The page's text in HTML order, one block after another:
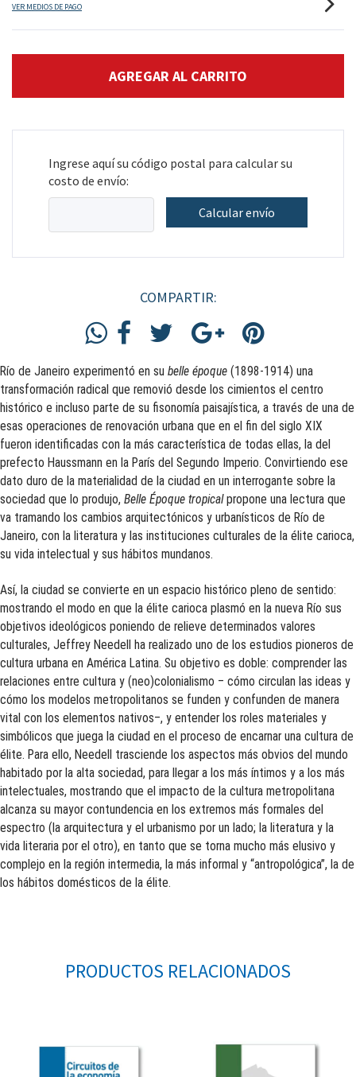
VER MEDIOS DE PAGO
Ingrese aquí su código postal para calcular su
costo de envío:
Calcular envío
COMPARTIR:
Río de Janeiro experimentó en su belle époque (1898-1914) una
transformación radical que removió desde los cimientos el centro
histórico e incluso parte de su fisonomía paisajística, a través de una de
esas operaciones de renovación urbana que en el fin del siglo XIX
fueron identificadas con la más característica de todas ellas, la del
prefecto Haussmann en la París del Segundo Imperio. Convirtiendo ese
dato duro de la materialidad de la ciudad en un interrogante sobre la
sociedad que lo produjo, Belle Époque tropicalpropone una lectura que
va tramando los cambios arquitectónicos y urbanísticos de Río de
Janeiro, con la literatura y las instituciones culturales de la élite carioca,
su vida intelectual y sus hábitos mundanos.
Así, la ciudad se convierte en un espacio histórico pleno de sentido:
mostrando el modo en que la élite carioca plasmó en la nueva Río sus
objetivos ideológicos poniendo de relieve determinados valores
culturales, Jeffrey Needell ha realizado uno de los estudios pioneros de
cultura urbana en América Latina. Su objetivo es doble: comprender las
relaciones entre cultura y (neo)colonialismo – cómo circulan las ideas y
cómo los modelos metropolitanos se funden y confunden de manera
vital con los elementos nativos–, y entender los roles materiales y
simbólicos que juega la ciudad en el proceso de encarnar una cultura de
élite. Para ello, Needell trasciende los aspectos más obvios del mundo
habitado por la alta sociedad, para llegar a los más íntimos y a los más
intelectuales, mostrando que el impacto de la cultura metropolitana
alcanza su mayor contundencia en los extremos más formales del
espectro (la arquitectura y el urbanismo por un lado; la literatura y la
vida literaria por el otro), en tanto que se torna mucho más elusivo y
complejo en la región intermedia, la más informal y “antropológica”, la de
los hábitos domésticos de la élite.
PRODUCTOS RELACIONADOS